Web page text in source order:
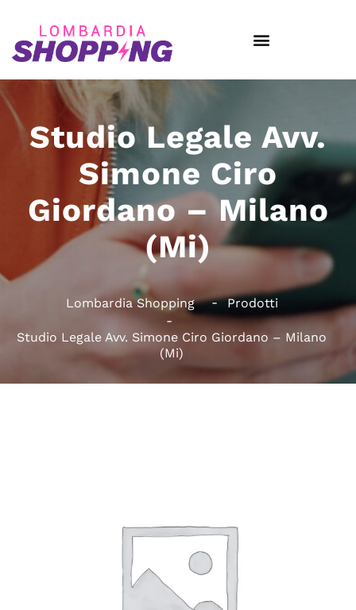
Studio Legale Avv.
Simone Ciro
Giordano – Milano
(Mi)
Lombardia Shopping Prodotti
Studio Legale Avv. Simone Ciro Giordano – Milano
(Mi)